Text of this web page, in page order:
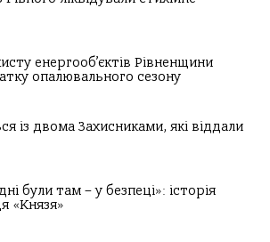
енергооб’єктів Рівненщини
опалювального сезону
із двома Захисниками, які віддали
були там – у безпеці»: історія
«Князя»